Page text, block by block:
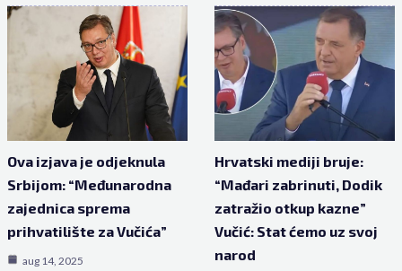
Ova izjava je odjeknula
Srbijom: “Međunarodna
zajednica sprema
prihvatilište za Vučića”
aug 14, 2025
Hrvatski mediji bruje:
“Mađari zabrinuti, Dodik
zatražio otkup kazne”
Vučić: Stat ćemo uz svoj
narod